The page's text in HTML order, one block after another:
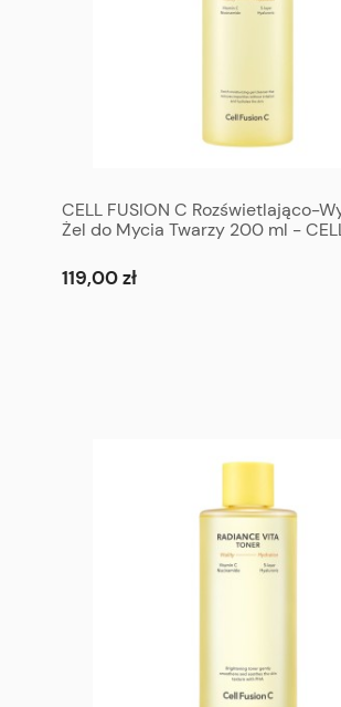
CELL FUSION C Rozświetlająco-
Żel do Mycia Twarzy 200 ml -
119,00 zł